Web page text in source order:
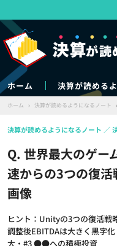
ホーム 決算が読める
ホーム › 決算が読めるようになるノート ›
Q. 世界最大のゲ
速からの3つの復活
画像
ヒント：Unityの3つの復活戦
調整後EBITDAは大きく黒字
大・#3 ●●への積極投資
決算が読めるようになるノート